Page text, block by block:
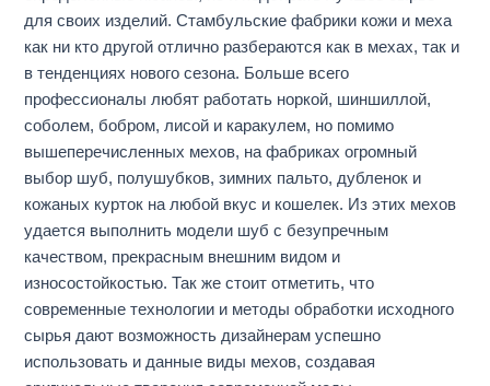
для своих изделий. Стамбульские фабрики кожи и меха
как ни кто другой отлично разбераются как в мехах, так и
в тенденциях нового сезона. Больше всего
профессионалы любят работать норкой, шиншиллой,
соболем, бобром, лисой и каракулем, но помимо
вышеперечисленных мехов, на фабриках огромный
выбор шуб, полушубков, зимних пальто, дубленок и
кожаных курток на любой вкус и кошелек. Из этих мехов
удается выполнить модели шуб с безупречным
качеством, прекрасным внешним видом и
износостойкостью. Так же стоит отметить, что
современные технологии и методы обработки исходного
сырья дают возможность дизайнерам успешно
использовать и данные виды мехов, создавая